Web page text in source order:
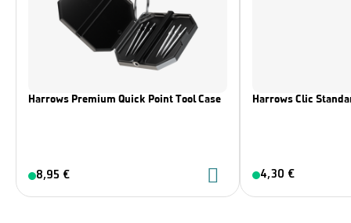
Harrows Premium Quick Point Tool Case
8,95 €
Harrows Clic
4,30 €